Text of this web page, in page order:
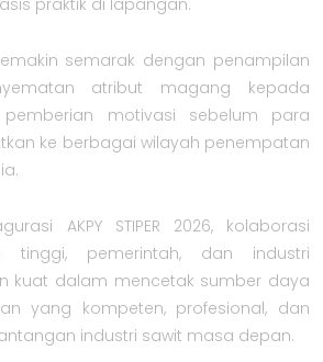
praktik di lapangan.
semarak dengan penampilan
atribut magang kepada
motivasi sebelum para
ke berbagai wilayah penempatan
AKPY STIPER 2026, kolaborasi
tinggi, pemerintah, dan industri
kuat dalam mencetak sumber daya
yang kompeten, profesional, dan
industri sawit masa depan.